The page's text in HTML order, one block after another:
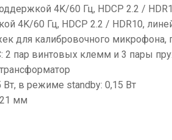
4K/60 Гц, HDCP 2.2 /
4K/60 Гц, HDCP 2.2 / HDR10,
для калибровочного микрофона,
2 пар винтовых клемм и 3 пары
в режиме standby: 0,15 Вт
мм